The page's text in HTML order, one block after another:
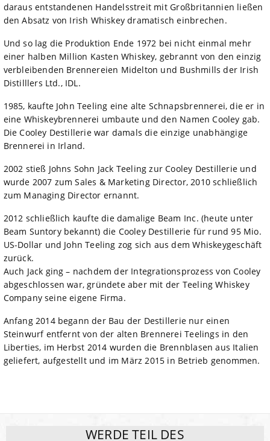
daraus entstandenen Handelsstreit mit Großbritannien ließen
den Absatz von Irish Whiskey dramatisch einbrechen.
Und so lag die Produktion Ende 1972 bei nicht einmal mehr
einer halben Million Kasten Whiskey, gebrannt von den einzig
verbleibenden Brennereien Midelton und Bushmills der Irish
Distilllers Ltd., IDL.
1985, kaufte John Teeling eine alte Schnapsbrennerei, die er in
eine Whiskeybrennerei umbaute und den Namen Cooley gab.
Die Cooley Destillerie war damals die einzige unabhängige
Brennerei in Irland.
2002 stieß Johns Sohn Jack Teeling zur Cooley Destillerie und
wurde 2007 zum Sales & Marketing Director, 2010 schließlich
zum Managing Director ernannt.
2012 schließlich kaufte die damalige Beam Inc. (heute unter
Beam Suntory bekannt) die Cooley Destillerie für rund 95 Mio.
US-Dollar und John Teeling zog sich aus dem Whiskeygeschäft
zurück.
Auch Jack ging – nachdem der Integrationsprozess von Cooley
abgeschlossen war, gründete aber mit der Teeling Whiskey
Company seine eigene Firma.
Anfang 2014 begann der Bau der Destillerie nur einen
Steinwurf entfernt von der alten Brennerei Teelings in den
Liberties, im Herbst 2014 wurden die Brennblasen aus Italien
geliefert, aufgestellt und im März 2015 in Betrieb genommen.
WERDE TEIL DES